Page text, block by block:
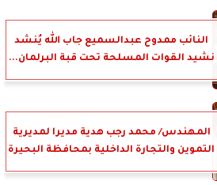
النائب ممدوح عبدالسميع جاب الله يُنشد
نشيد القوات المسلحة تحت قبة البرلمان...
المهندس/ محمد رجب هدية مديرا لمديرية
التموين والتجارة الداخلية بمحافظة البحيرة